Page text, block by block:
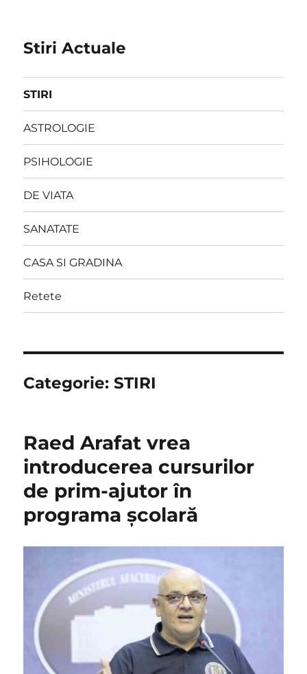
Stiri Actuale
STIRI
ASTROLOGIE
PSIHOLOGIE
DE VIATA
SANATATE
CASA SI GRADINA
Retete
Categorie:STIRI
Raed Arafat vrea
introducerea cursurilor
de prim-ajutor în
programa şcolară